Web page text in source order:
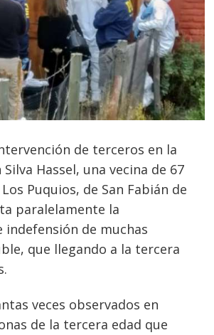
de terceros en la
Hassel, una vecina de 67
Puquios, de San Fabián de
paralelamente la
indefensión de muchas
que llegando a la tercera
veces observados en
de la tercera edad que